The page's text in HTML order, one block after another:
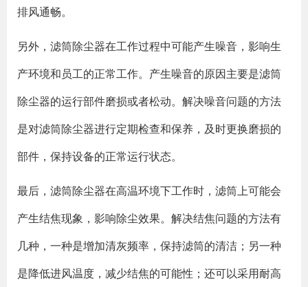
排风通畅。
另外，滤筒除尘器在工作过程中可能产生噪音，影响生
产环境和员工的正常工作。产生噪音的原因主要是滤筒
除尘器的运行部件磨损或者松动。解决噪音问题的方法
是对滤筒除尘器进行定期检查和保养，及时更换磨损的
部件，保持设备的正常运行状态。
最后，滤筒除尘器在高温环境下工作时，滤筒上可能会
产生结焦现象，影响除尘效果。解决结焦问题的方法有
几种，一种是增加清灰频率，保持滤筒的清洁；另一种
是降低进风温度，减少结焦的可能性；还可以采用耐高